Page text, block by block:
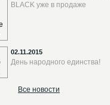
BLACK уже в продаже
02.11.2015
День народного единства!
Все новости